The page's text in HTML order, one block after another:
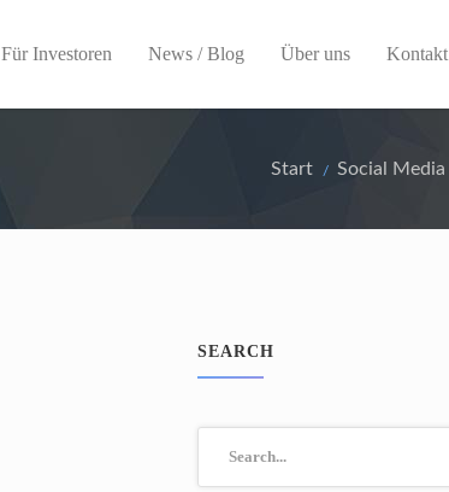
Für Investoren News / Blog Über uns Kontakt
Start Social Media
SEARCH